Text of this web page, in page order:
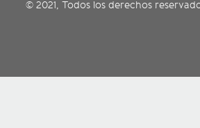
© 2021, Todos los derechos